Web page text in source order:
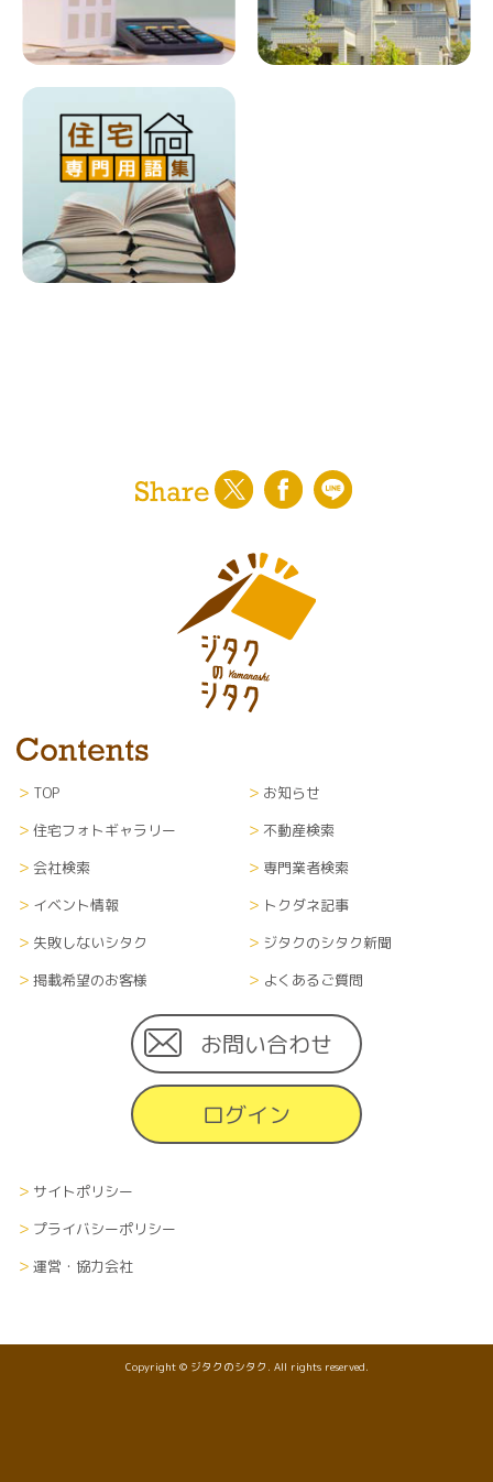
TOP
お知らせ
住宅フォトギャラリー
不動産検索
会社検索
専門業者検索
イベント情報
トクダネ記事
失敗しないシタク
ジタクのシタク新聞
掲載希望のお客様
よくあるご質問
お問い合わせ
ログイン
サイトポリシー
プライバシーポリシー
運営・協力会社
Copyright © ジタクのシタク. All rights reserved.